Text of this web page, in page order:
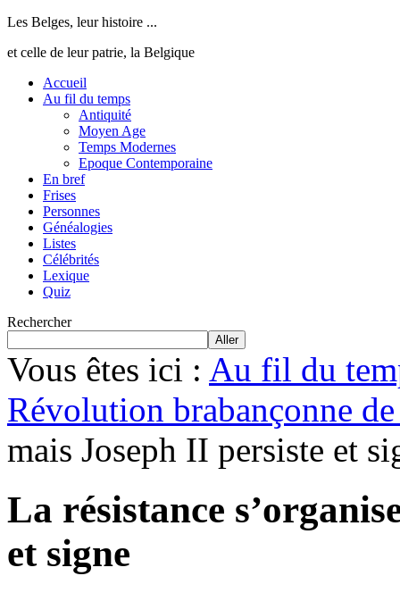
Les Belges, leur histoire ...
et celle de leur patrie, la Belgique
Accueil
Au fil du temps
Antiquité
Moyen Age
Temps Modernes
Epoque Contemporaine
En bref
Frises
Personnes
Généalogies
Listes
Célébrités
Lexique
Quiz
Rechercher
Aller
Vous êtes ici : Au fil du
Révolution brabançonne
mais Joseph II persiste et
La résistance
et signe